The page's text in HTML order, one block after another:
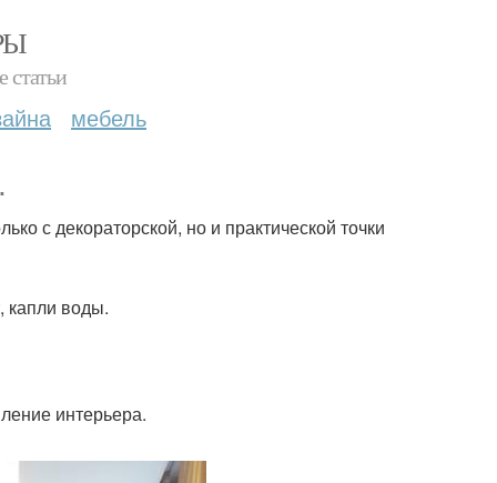
статьи
мебель
с декораторской, но и практической точки
капли воды.
интерьера.